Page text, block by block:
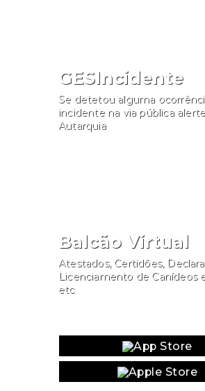
GESIncidente
Se detetou alguma
incidente na via pública
Autarquia
Balcão Virtual
Atestados, Certidões,
Licenciamento de Canídeos
etc